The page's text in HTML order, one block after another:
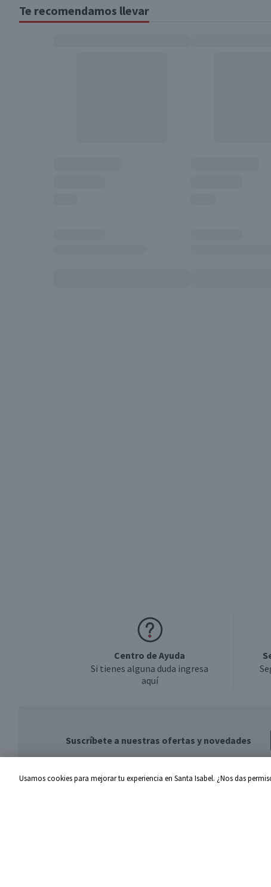
Te recomendamos llevar
Centro de Ayuda
Si tienes alguna duda ingresa
aquí
Suscríbete a nuestras ofertas y novedades
Usamos cookies para mejorar tu experiencia en Santa Isabel. ¿Nos das